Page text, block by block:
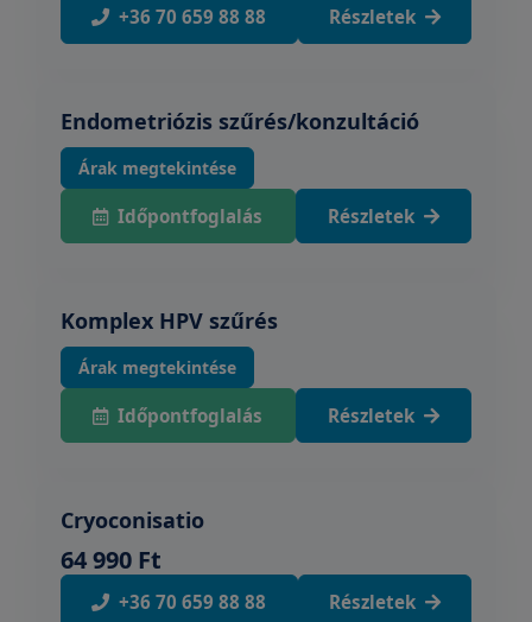
+36 70 659 88 88 Részletek
Endometriózis szűrés/konzultáció
Árak megtekintése
Időpontfoglalás Részletek
Komplex HPV szűrés
Árak megtekintése
Időpontfoglalás Részletek
Cryoconisatio
64 990 Ft
+36 70 659 88 88 Részletek